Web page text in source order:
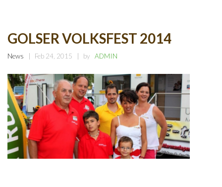
GOLSER VOLKSFEST 2014
News Feb 24, 2015 by ADMIN